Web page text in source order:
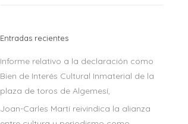
Entradas recientes
Informe relativo a la declaración como
Bien de Interés Cultural Inmaterial de la
plaza de toros de Algemesí,
Joan-Carles Martí reivindica la alianza